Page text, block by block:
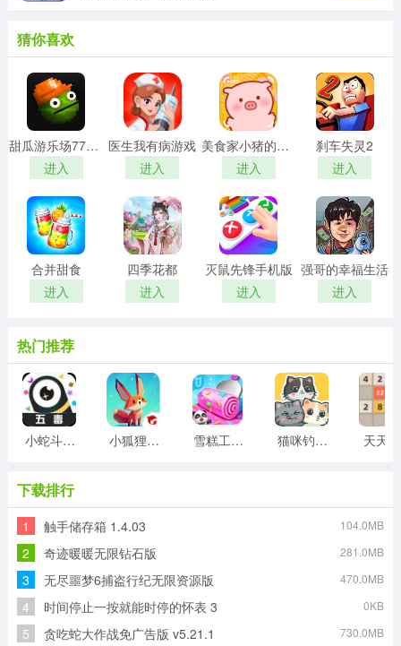
猜你喜欢
甜瓜游乐场7723自带模组汉化版
进入
医生我有病游戏
进入
美食家小猪的大冒险安卓版
进入
刹车失灵2
进入
合并甜食
进入
四季花都
进入
灭鼠先锋手机版
进入
强哥的幸福生活
进入
热门推荐
小蛇斗蜈蚣 小狐狸游戏 雪糕工厂游戏 猫咪钓鱼物语游戏 天天
下载排行
1 触手储存箱 1.4.03 104.0MB
2 奇迹暖暖无限钻石版 281.0MB
3 无尽噩梦6捕盗行纪无限资源版 470.0MB
4 时间停止一按就能时停的怀表 3 0KB
5 贪吃蛇大作战免广告版 v5.21.1 730.0MB